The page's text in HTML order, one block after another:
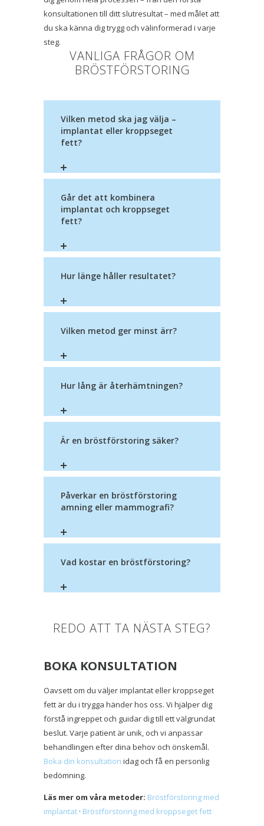
konsultationen till ditt slutresultat – med målet att
du ska känna dig trygg och välinformerad i varje
steg.
VANLIGA FRÅGOR OM
BRÖSTFÖRSTORING
Vilken metod ska jag välja –
implantat eller kroppseget
fett?
Går det att kombinera
implantat och kroppseget
fett?
Hur länge håller resultatet?
Vilken metod ger minst ärr?
Hur lång är återhämtningen?
Är en bröstförstoring säker?
Påverkar en bröstförstoring
amning eller mammografi?
Vad kostar en bröstförstoring?
REDO ATT TA NÄSTA STEG?
BOKA KONSULTATION
Oavsett om du väljer implantat eller kroppseget
fett är du i trygga händer hos oss. Vi hjälper dig
förstå ingreppet och guidar dig till ett välgrundat
beslut. Varje patient är unik, och vi anpassar
behandlingen efter dina behov och önskemål.
Boka din konsultation idag och få en personlig
bedömning.
Läs mer om våra metoder: Bröstförstoring med
implantat · Bröstförstoring med kroppseget fett